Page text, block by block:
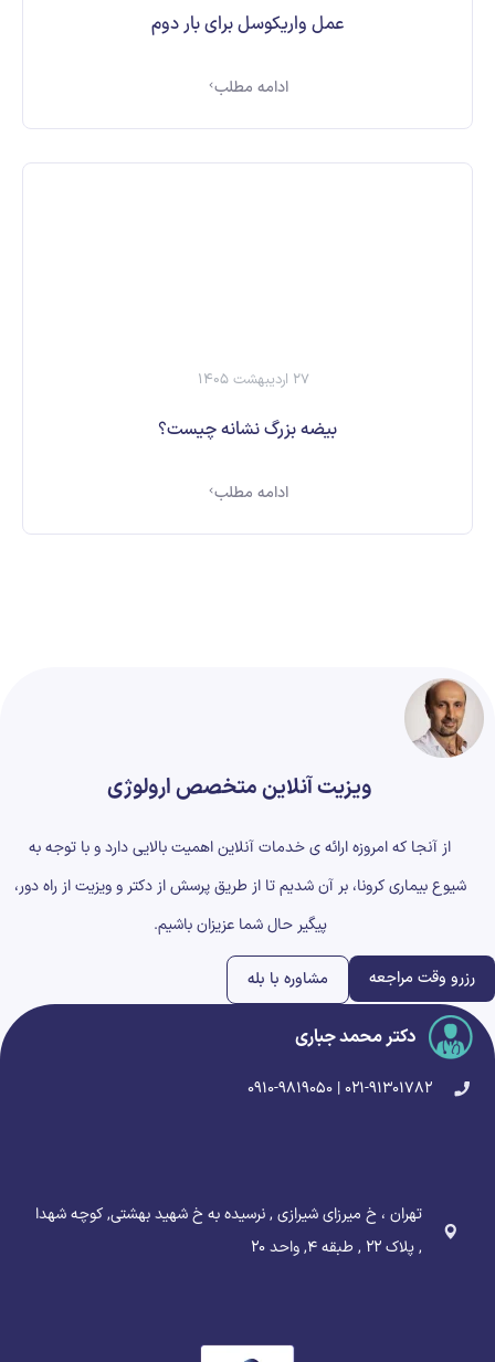
عمل واریکوسل برای بار دوم
ادامه مطلب
27 اردیبهشت 1405
بیضه بزرگ نشانه چیست؟
ادامه مطلب
ویزیت آنلاین متخصص ارولوژی
از آنجا که امروزه ارائه ی خدمات آنلاین اهمیت بالایی دارد و با توجه به
شیوع بیماری کرونا، بر آن شدیم تا از طریق پرسش از دکتر و ویزیت از راه دور،
پیگیر حال شما عزیزان باشیم.
رزرو وقت مراجعه مشاوره با بله
دکتر محمد جباری
۰۲۱-۹۱۳۰۱۷۸۲ | ۰۹۱۰-۹۸۱۹۰۵۰
تهران ، خ میرزای شیرازی , نرسیده به خ شهید بهشتی, کوچه شهدا
, پلاک ۲۲ , طبقه ۴, واحد ۲۰